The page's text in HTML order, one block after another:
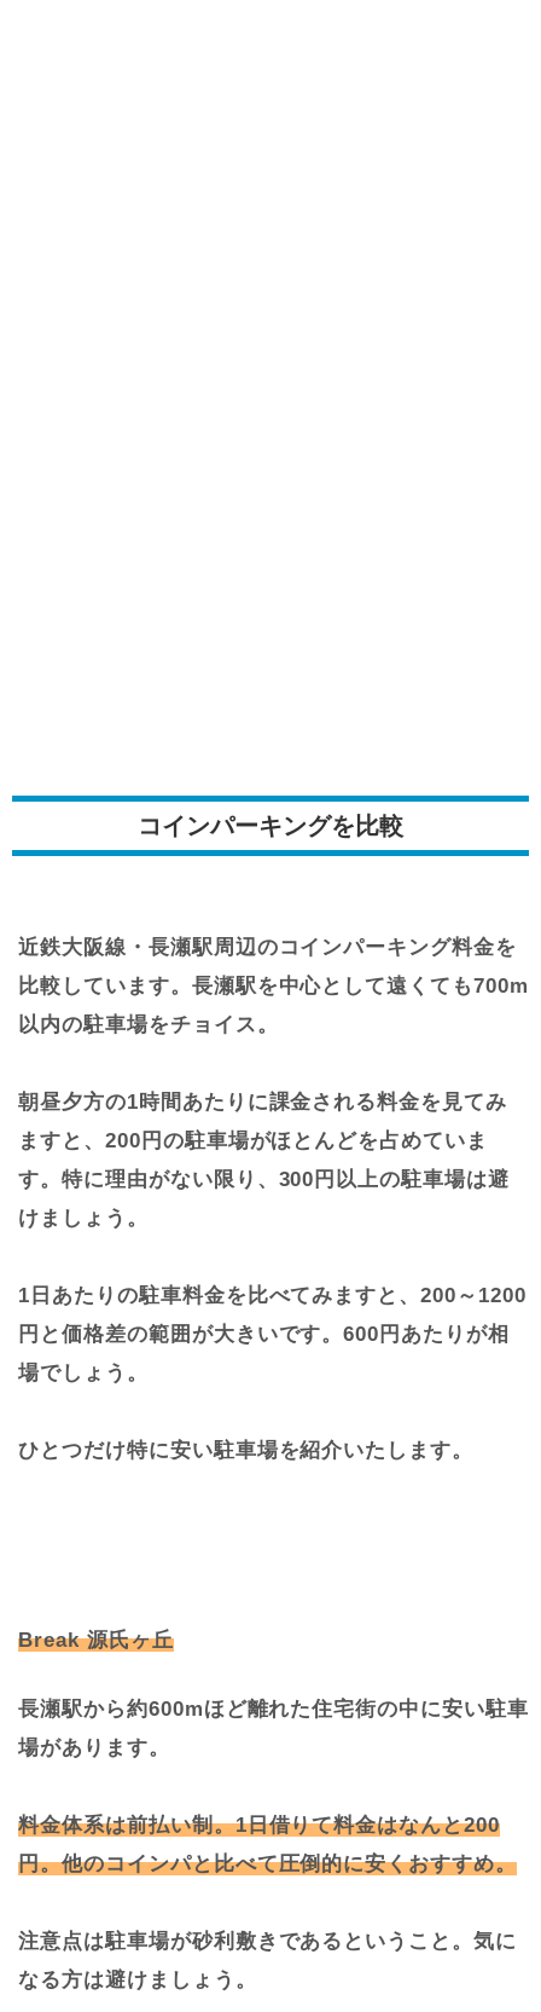
コインパーキングを比較
近鉄大阪線・長瀬駅周辺のコインパーキング料金を
比較しています。長瀬駅を中心として遠くても700m
以内の駐車場をチョイス。
朝昼夕方の1時間あたりに課金される料金を見てみ
ますと、200円の駐車場がほとんどを占めていま
す。特に理由がない限り、300円以上の駐車場は避
けましょう。
1日あたりの駐車料金を比べてみますと、200～1200
円と価格差の範囲が大きいです。600円あたりが相
場でしょう。
ひとつだけ特に安い駐車場を紹介いたします。
Break 源氏ヶ丘
長瀬駅から約600mほど離れた住宅街の中に安い駐車
場があります。
料金体系は前払い制。1日借りて料金はなんと200
円。他のコインパと比べて圧倒的に安くおすすめ。
注意点は駐車場が砂利敷きであるということ。気に
なる方は避けましょう。